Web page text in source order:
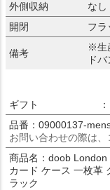
外側収納
なし
開閉
フラ
備考
※生
ド
ギフト
品番：09000137-
お問い合わせの際は
商品名：doob
カード ケース 一枚革
ラック